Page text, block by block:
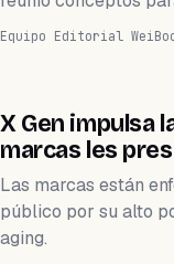
Equipo Editorial
MARKETING
X Gen impulsa
marcas les
Las marcas están
público por su alto
aging.